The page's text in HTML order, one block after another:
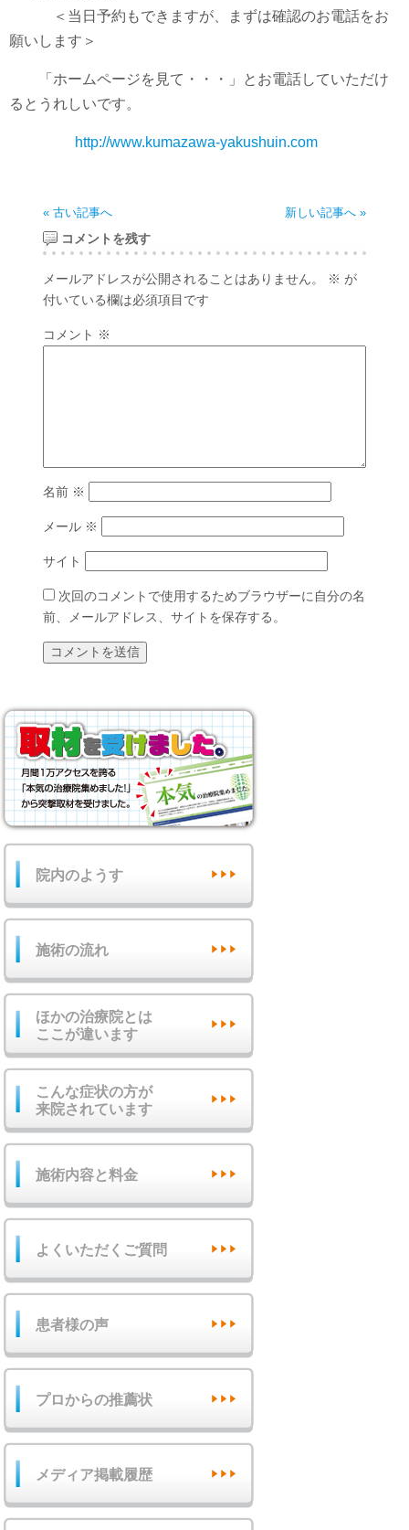
＜当日予約もできますが、まずは確認のお電話をお
願いします＞
「ホームページを見て・・・」とお電話していただけ
るとうれしいです。
http://www.kumazawa-yakushuin.com
« 古い記事へ 新しい記事へ »
コメントを残す
メールアドレスが公開されることはありません。 ※ が
付いている欄は必須項目です
コメント ※
名前 ※
メール ※
サイト
次回のコメントで使用するためブラウザーに自分の名
前、メールアドレス、サイトを保存する。
院内のようす
施術の流れ
ほかの治療院とは
ここが違います
こんな症状の方が
来院されています
施術内容と料金
よくいただくご質問
患者様の声
プロからの推薦状
メディア掲載履歴